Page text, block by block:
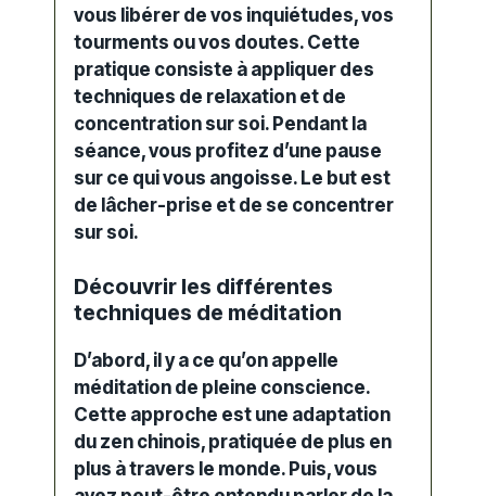
vous libérer de vos inquiétudes, vos
tourments ou vos doutes. Cette
pratique consiste à appliquer des
techniques de relaxation et de
concentration sur soi. Pendant la
séance, vous profitez d’une pause
sur ce qui vous angoisse. Le but est
de lâcher-prise et de se concentrer
sur soi.
Découvrir les différentes
techniques de méditation
D’abord, il y a ce qu’on appelle
méditation de pleine conscience.
Cette approche est une adaptation
du zen chinois, pratiquée de plus en
plus à travers le monde. Puis, vous